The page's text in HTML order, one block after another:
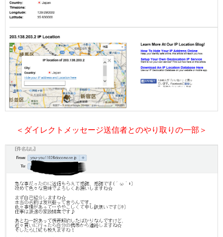
＜ダイレクトメッセージ送信者とのやり取りの一部＞